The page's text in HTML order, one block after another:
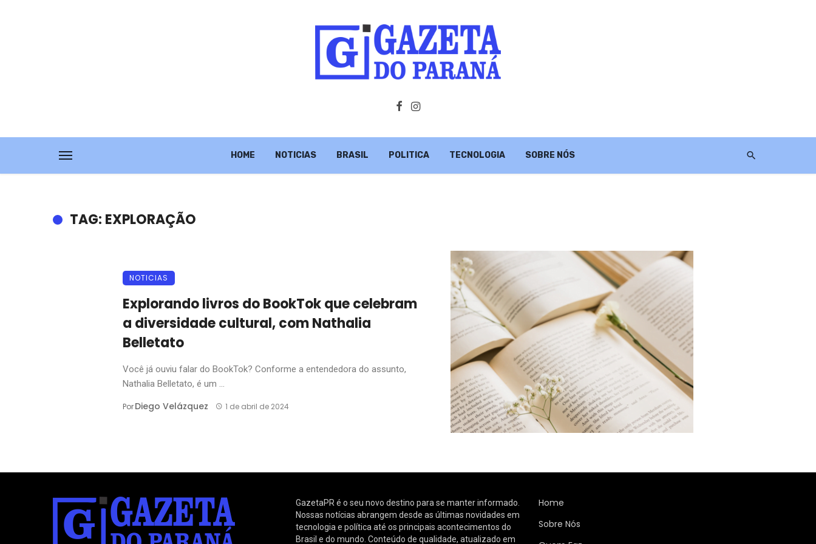
HOME NOTICIAS BRASIL POLITICA TECNOLOGIA SOBRE NÓS
TAG: EXPLORAÇÃO
NOTICIAS
Explorando livros do BookTok que celebram
a diversidade cultural, com Nathalia
Belletato
Você já ouviu falar do BookTok? Conforme a entendedora do assunto,
Nathalia Belletato, é um ...
PorDiego Velázquez 1 de abril de 2024
GazetaPR é o seu novo destino para se manter informado.
Nossas notícias abrangem desde as últimas novidades em
tecnologia e política até os principais acontecimentos do
Brasil e do mundo. Conteúdo de qualidade, atualizado em
Home
Sobre Nós